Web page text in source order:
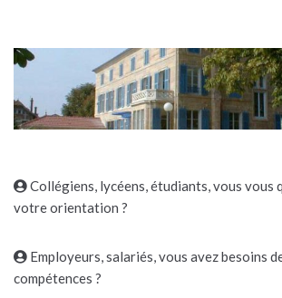
Collégiens, lycéens, étudiants, vous vous
votre orientation ?
Employeurs, salariés, vous avez besoins
compétences ?